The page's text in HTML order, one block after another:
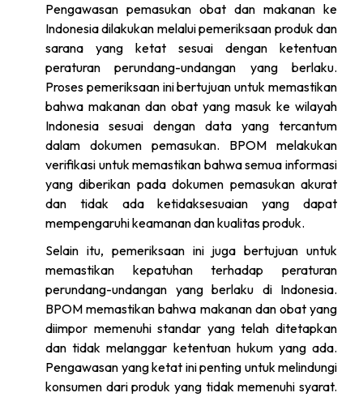
Pengawasan pemasukan obat dan makanan ke
Indonesia dilakukan melalui pemeriksaan produk dan
sarana yang ketat sesuai dengan ketentuan
peraturan perundang-undangan yang berlaku.
Proses pemeriksaan ini bertujuan untuk memastikan
bahwa makanan dan obat yang masuk ke wilayah
Indonesia sesuai dengan data yang tercantum
dalam dokumen pemasukan. BPOM melakukan
verifikasi untuk memastikan bahwa semua informasi
yang diberikan pada dokumen pemasukan akurat
dan tidak ada ketidaksesuaian yang dapat
mempengaruhi keamanan dan kualitas produk.
Selain itu, pemeriksaan ini juga bertujuan untuk
memastikan kepatuhan terhadap peraturan
perundang-undangan yang berlaku di Indonesia.
BPOM memastikan bahwa makanan dan obat yang
diimpor memenuhi standar yang telah ditetapkan
dan tidak melanggar ketentuan hukum yang ada.
Pengawasan yang ketat ini penting untuk melindungi
konsumen dari produk yang tidak memenuhi syarat.